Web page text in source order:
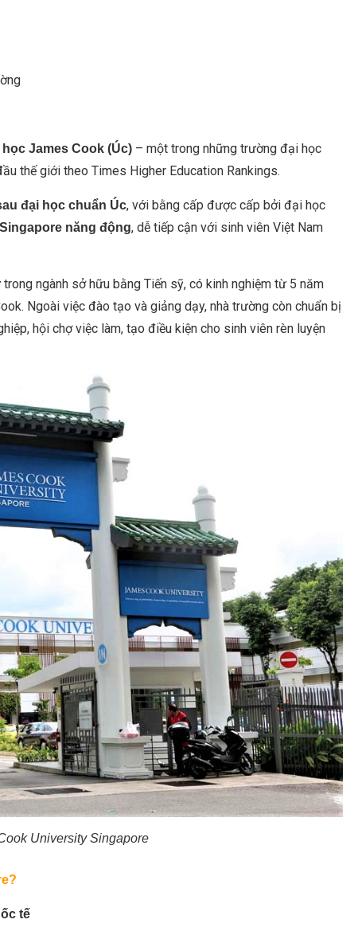
James Cook (Úc) – một trong những trường đại học
thế giới theo Times Higher Education Rankings.
đại học chuẩn Úc, với bằng cấp được cấp bởi đại học
năng động, dễ tiếp cận với sinh viên Việt Nam
ngành sở hữu bằng Tiến sỹ, có kinh nghiệm từ 5 năm
Ngoài việc đào tạo và giảng dạy, nhà trường còn chuẩn bị
hội chợ việc làm, tạo điều kiện cho sinh viên rèn luyện
University Singapore
tế